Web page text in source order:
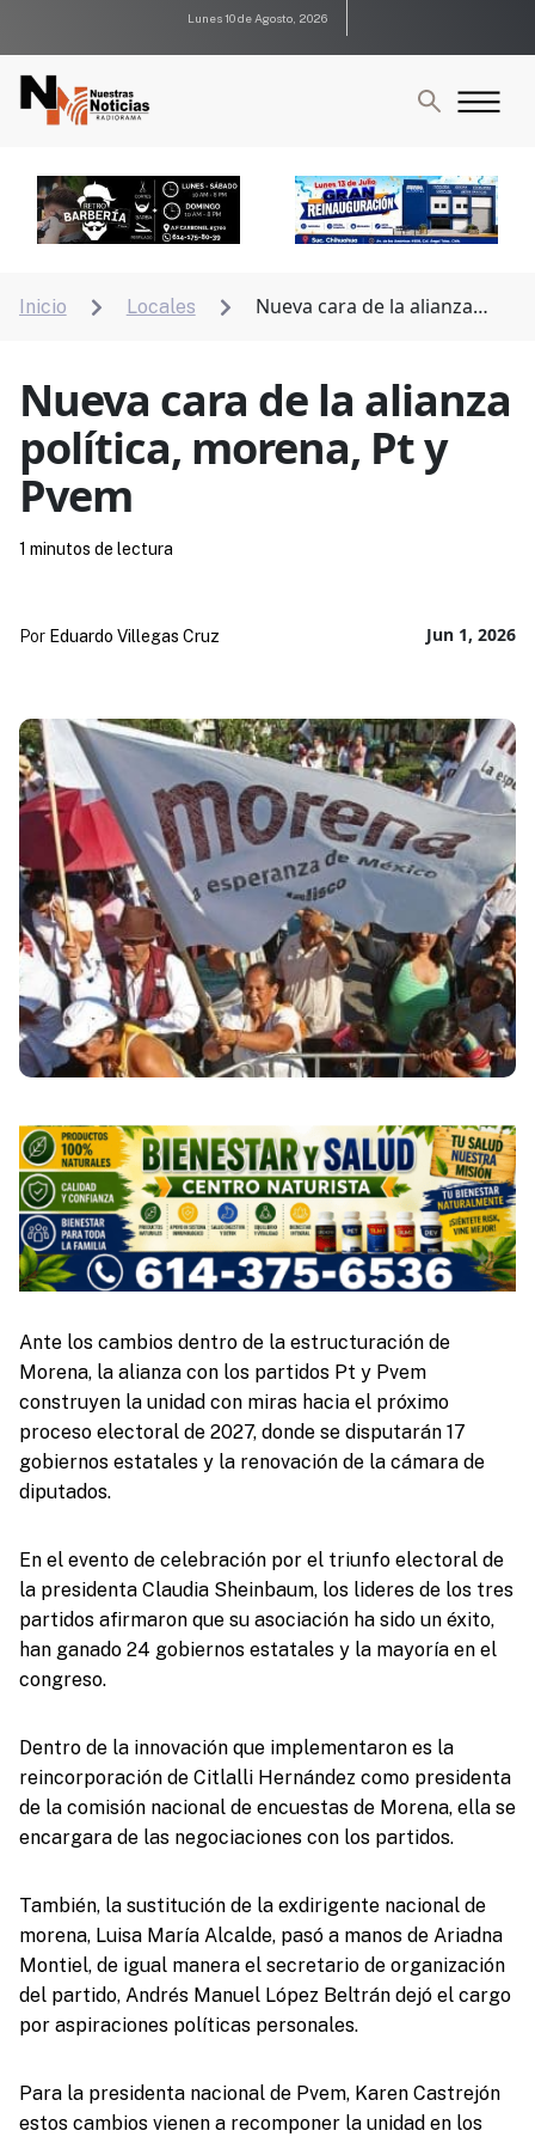
Lunes 10 de Agosto, 2026
Inicio  Locales 
Nueva cara de la alianza
Nueva cara de la alianza
política, morena, Pt y
Pvem
Jun 1, 2026
Por Eduardo Villegas Cruz
1 minutos de lectura
Ante los cambios dentro de la estructuración de
Morena, la alianza con los partidos Pt y Pvem
construyen la unidad con miras hacia el próximo
proceso electoral de 2027, donde se disputarán 17
gobiernos estatales y la renovación de la cámara de
diputados.
En el evento de celebración por el triunfo electoral de
la presidenta Claudia Sheinbaum, los lideres de los tres
partidos afirmaron que su asociación ha sido un éxito,
han ganado 24 gobiernos estatales y la mayoría en el
congreso.
Dentro de la innovación que implementaron es la
reincorporación de Citlalli Hernández como presidenta
de la comisión nacional de encuestas de Morena, ella se
encargara de las negociaciones con los partidos.
También, la sustitución de la exdirigente nacional de
morena, Luisa María Alcalde, pasó a manos de Ariadna
Montiel, de igual manera el secretario de organización
del partido, Andrés Manuel López Beltrán dejó el cargo
por aspiraciones políticas personales.
Para la presidenta nacional de Pvem, Karen Castrejón
estos cambios vienen a recomponer la unidad en los